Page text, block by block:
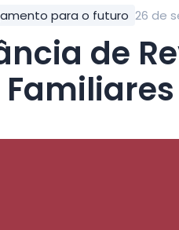
para o futuro 26 de